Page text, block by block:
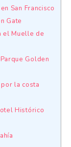
San Francisco
Gate
el Muelle de
Golden
la costa
Histórico